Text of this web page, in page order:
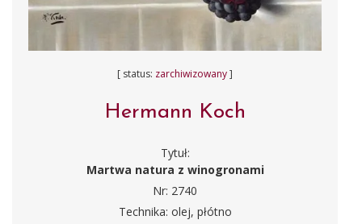
[ status: zarchiwizowany]
Hermann Koch
Tytuł:
Martwa natura z winogronami
Nr: 2740
Technika: olej, płótno